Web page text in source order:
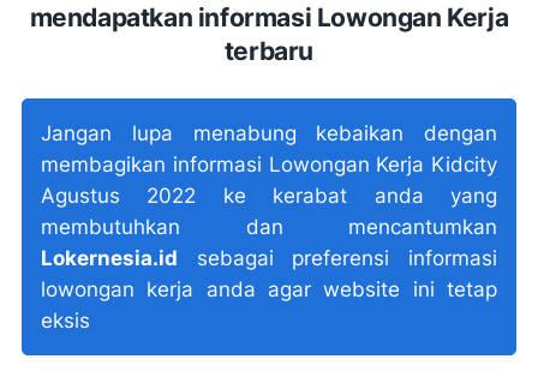
mendapatkan informasi Lowongan Kerja
terbaru
Jangan lupa menabung kebaikan dengan
membagikan informasi Lowongan Kerja Kidcity
Agustus 2022 ke kerabat anda yang
membutuhkan dan mencantumkan
Lokernesia.id sebagai preferensi informasi
lowongan kerja anda agar website ini tetap
eksis